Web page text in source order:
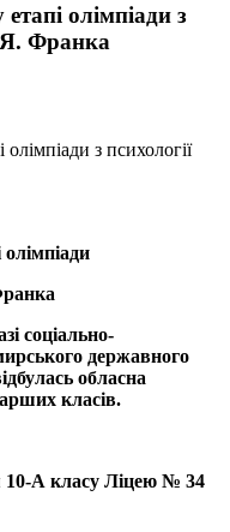
олімпіади з
Я. Франка
олімпіади
соціально-
державного
обласна
класів.
10-А класу Ліцею № 34